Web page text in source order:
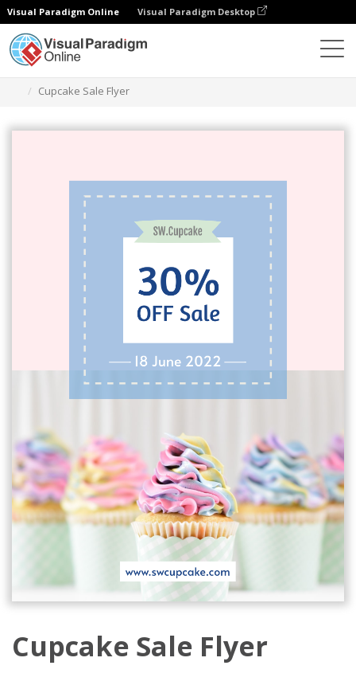
Visual Paradigm Online Visual Paradigm Desktop
Cupcake Sale Flyer
Cupcake Sale Flyer